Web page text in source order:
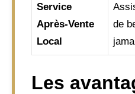
Service
Après-Vente
Local
de
Les